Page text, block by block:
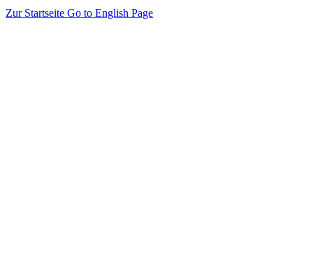
Zur Startseite Go to English Page